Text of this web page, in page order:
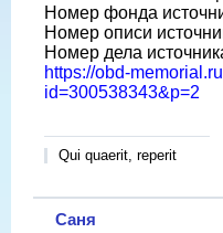
Номер фонда
Номер описи
Номер дела
https://obd-
id=300538343&p=2
Qui quaerit, reperit
Саня